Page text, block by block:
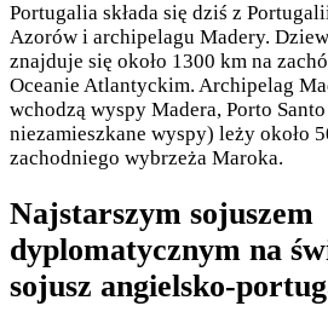
Portugalia składa się dziś z
Azorów i archipelagu Madery.
znajduje się około 1300 km na
Oceanie Atlantyckim. Archipelag
wchodzą wyspy Madera, Porto
niezamieszkane wyspy) leży około
zachodniego wybrzeża Maroka.
Najstarszym sojuszem
dyplomatycznym na
sojusz angielsko-